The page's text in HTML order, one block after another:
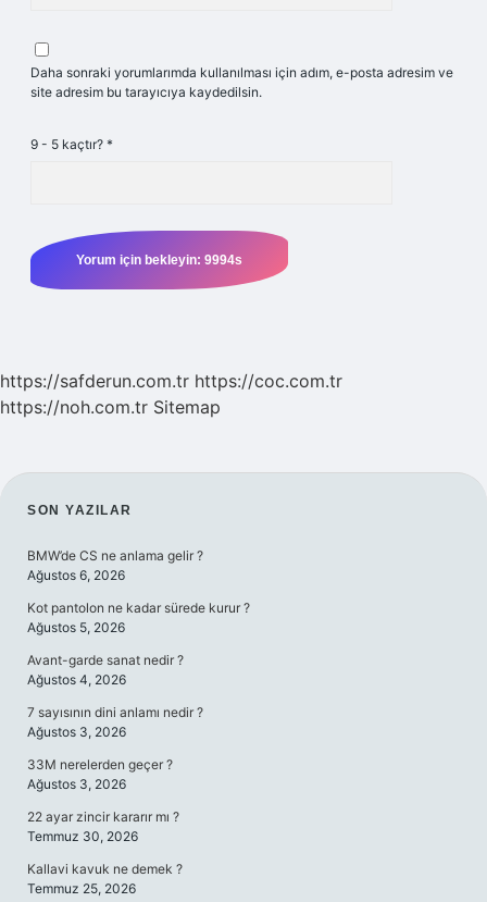
Daha sonraki yorumlarımda kullanılması için adım, e-posta adresim ve
site adresim bu tarayıcıya kaydedilsin.
9 - 5 kaçtır? *
https://safderun.com.tr https://coc.com.tr
https://noh.com.tr Sitemap
SIDEBAR
SON YAZILAR
BMW’de CS ne anlama gelir ?
Ağustos 6, 2026
Kot pantolon ne kadar sürede kurur ?
Ağustos 5, 2026
Avant-garde sanat nedir ?
Ağustos 4, 2026
7 sayısının dini anlamı nedir ?
Ağustos 3, 2026
33M nerelerden geçer ?
Ağustos 3, 2026
22 ayar zincir kararır mı ?
Temmuz 30, 2026
Kallavi kavuk ne demek ?
Temmuz 25, 2026